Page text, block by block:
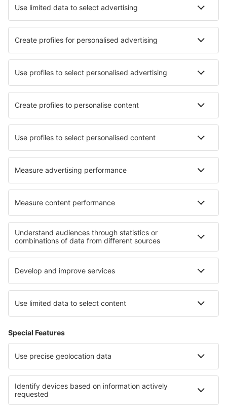
Unterkunft in Egmond aan Zee Unterkunft in De Bult
Unterkunft in Ede Unterkunft in Cuijk
Die besten Unterkünfte - Städte
Unterkunft in Belle Plagne Unterkunft in Matinhos
Unterkunft in Ban Pao Unterkunft in São Teotónio
Unterkunft in Wentworthville Unterkunft in Saumur
Unterkunft in Vatera Unterkunft in Geraudot
Die besten Unterkünfte - Regionen
Unterkunft in den Niederlanden
Unterkunft in Middle Pomerania Unterkunft in Casanare
Unterkunft in Faro Unterkunft in Cairo
Unterkunft Sentosa